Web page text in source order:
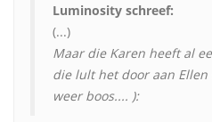
Luminosity schreef:
(...)
Maar die Karen heeft al
die lult het door aan
weer boos.... ):